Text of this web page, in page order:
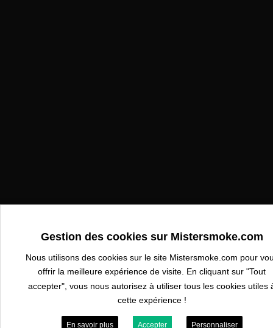
Gestion des cookies sur Mistersmoke.com
Nous utilisons des cookies sur le site Mistersmoke.com pour
offrir la meilleure expérience de visite. En cliquant sur "Tout
accepter", vous nous autorisez à utiliser tous les cookies utiles
cette expérience !
En savoir plus Accepter Personnaliser